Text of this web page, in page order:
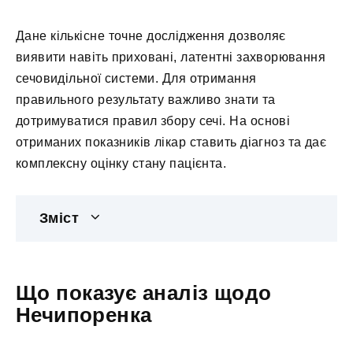
Дане кількісне точне дослідження дозволяє
виявити навіть приховані, латентні захворювання
сечовидільної системи. Для отримання
правильного результату важливо знати та
дотримуватися правил збору сечі. На основі
отриманих показників лікар ставить діагноз та дає
комплексну оцінку стану пацієнта.
Зміст
Що показує аналіз щодо
Нечипоренка